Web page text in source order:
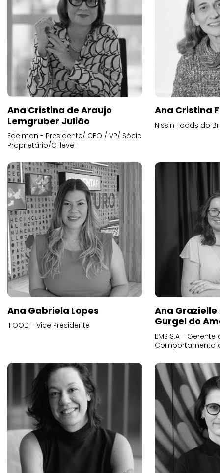
Ana Cristina de Araujo
Lemgruber Julião
Edelman - Presidente/ CEO / VP/ Sócio
Proprietário/C-level
Ana Cristina
Nissin Foods do
Ana Gabriela Lopes
IFOOD - Vice Presidente
Ana
Gurgel do
EMS S.A -
Comportamento